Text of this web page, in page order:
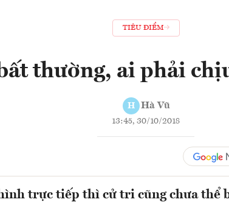
TIÊU ĐIỂM
thường, ai phải
H Hà Vũ
13:45, 30/10/2018
trực tiếp thì cử tri cũng chưa thể